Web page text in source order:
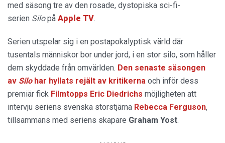
med säsong tre av den rosade, dystopiska sci-fi-
serien Silopå Apple TV.
Serien utspelar sig i en postapokalyptisk värld där
tusentals människor bor under jord, i en stor silo, som håller
dem skyddade från omvärlden. Den senaste säsongen
av Silo har hyllats rejält av kritikerna och inför dess
premiär fick Filmtopps Eric Diedrichs möjligheten att
intervju seriens svenska storstjärna Rebecca Ferguson,
tillsammans med seriens skapare Graham Yost.